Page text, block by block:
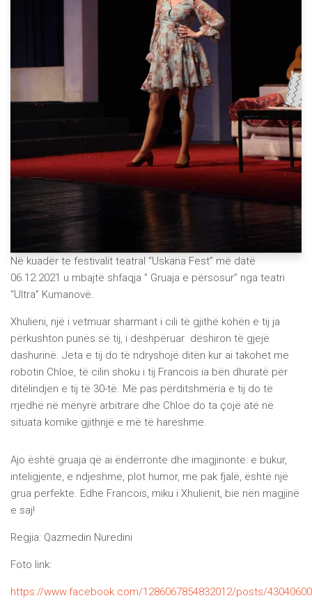
Në kuadër te festivalit teatral “Uskana Fest” më datë
06.12.2021 u mbajtë shfaqja ” Gruaja e përsosur” nga teatri
“Ultra” Kumanovë.
Xhulieni, një i vetmuar sharmant i cili të gjithë kohën e tij ja
përkushton punës së tij, i dëshpëruar dëshiron të gjejë
dashurinë. Jeta e tij do të ndryshojë ditën kur ai takohet me
robotin Chloe, të cilin shoku i tij Francois ia bën dhuratë për
ditëlindjen e tij të 30-të. Më pas përditshmëria e tij do të
rrjedhë në mënyrë arbitrare dhe Chloe do ta çojë atë në
situata komike gjithnjë e më të hareshme.
Ajo është gruaja që ai ëndërronte dhe imagjinonte: e bukur,
inteligjente, e ndjeshme, plot humor, me pak fjalë, është një
grua perfekte. Edhe Francois, miku i Xhulienit, bie nën magjinë
e saj!
Regjia: Qazmedin Nuredini
Foto link:
https://www.facebook.com/1286067854832012/posts/